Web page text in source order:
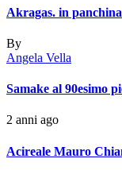
Akragas. in
By
Angela Vella
Samake al 90esimo
2 anni ago
Acireale Mauro